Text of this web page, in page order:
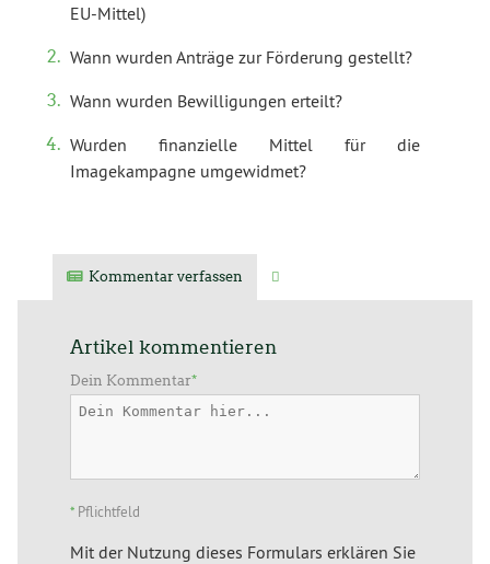
EU-Mittel)
Wann wurden Anträge zur Förderung gestellt?
Wann wurden Bewilligungen erteilt?
Wurden finanzielle Mittel für die
Imagekampagne umgewidmet?
Kommentar verfassen
Artikel kommentieren
Dein Kommentar*
* Pflichtfeld
Mit der Nutzung dieses Formulars erklären Sie